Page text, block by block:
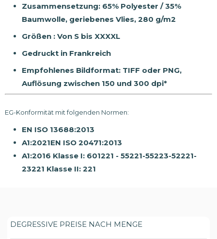
Zusammensetzung: 65% Polyester / 35%
Baumwolle, geriebenes Vlies, 280 g/m2
Größen : Von S bis XXXXL
Gedruckt in Frankreich
Empfohlenes Bildformat: TIFF oder PNG,
Auflösung zwischen 150 und 300 dpi*
EG-Konformität mit folgenden Normen:
EN ISO 13688:2013
A1:2021EN ISO 20471:2013
A1:2016 Klasse I: 601221 - 55221-55223-52221-
23221 Klasse II: 221
DEGRESSIVE PREISE NACH MENGE